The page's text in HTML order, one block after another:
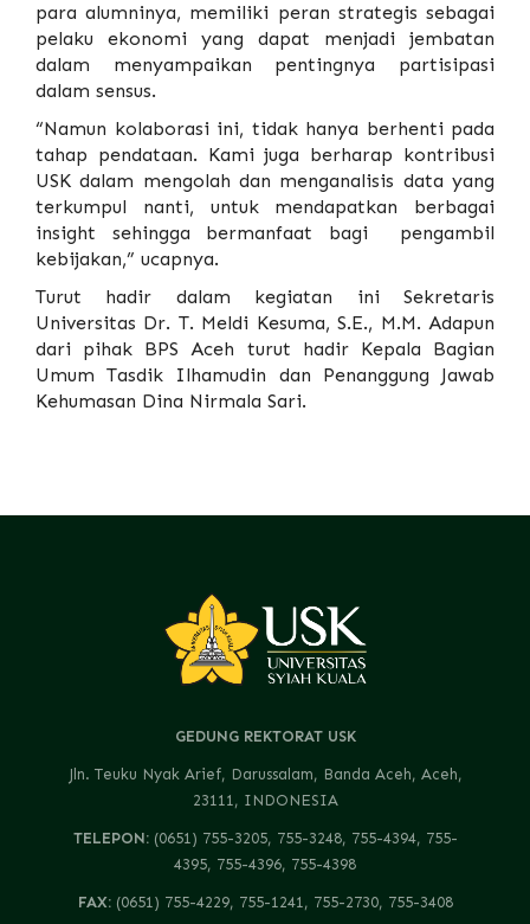
para alumninya, memiliki peran strategis sebagai
pelaku ekonomi yang dapat menjadi jembatan
dalam menyampaikan pentingnya partisipasi
dalam sensus.
“Namun kolaborasi ini, tidak hanya berhenti pada
tahap pendataan. Kami juga berharap kontribusi
USK dalam mengolah dan menganalisis data yang
terkumpul nanti, untuk mendapatkan berbagai
insight sehingga bermanfaat bagi pengambil
kebijakan,” ucapnya.
Turut hadir dalam kegiatan ini Sekretaris
Universitas Dr. T. Meldi Kesuma, S.E., M.M. Adapun
dari pihak BPS Aceh turut hadir Kepala Bagian
Umum Tasdik Ilhamudin dan Penanggung Jawab
Kehumasan Dina Nirmala Sari.
GEDUNG REKTORAT USK
Jln. Teuku Nyak Arief, Darussalam, Banda Aceh, Aceh,
23111, INDONESIA
TELEPON: (0651) 755-3205, 755-3248, 755-4394, 755-
4395, 755-4396, 755-4398
FAX: (0651) 755-4229, 755-1241, 755-2730, 755-3408